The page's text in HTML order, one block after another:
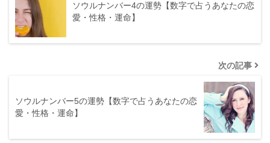
ソウルナンバー4の運勢【数字で占うあなたの恋
愛・性格・運命】
次の記事
ソウルナンバー5の運勢【数字で占うあなたの恋
愛・性格・運命】